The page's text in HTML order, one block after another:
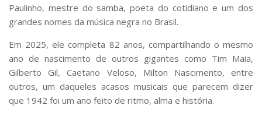
Acessibilidade
Pequeno Cidadão
Campus Universitário
Ensino e Pesquisa
Paulinho, mestre do samba, poeta do cotidiano e um dos
grandes nomes da música negra no Brasil.
Em 2025, ele completa 82 anos, compartilhando o mesmo
ano de nascimento de outros gigantes como Tim Maia,
Gilberto Gil, Caetano Veloso, Milton Nascimento, entre
outros, um daqueles acasos musicais que parecem dizer
que 1942 foi um ano feito de ritmo, alma e história.